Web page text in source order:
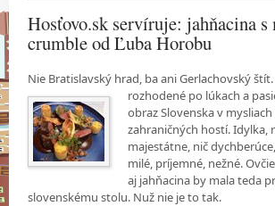
Hosťovo.sk servíruje: jahňacina
crumble od Ľuba Horobu
Nie Bratislavský hrad, ba ani Gerlachovský
rozhodené po lúkach a
obraz Slovenska v
zahraničných hostí. Idylka,
majestátne, nič
milé, príjemné, nežné.
aj jahňacina by mala teda
slovenskému stolu. Nuž nie je to tak.